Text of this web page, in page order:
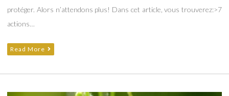
protéger. Alors n’attendons plus! Dans cet article, vous trouverez:>7
actions…
Read More